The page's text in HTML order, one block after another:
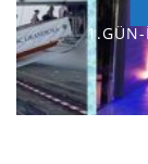
1.GÜN-